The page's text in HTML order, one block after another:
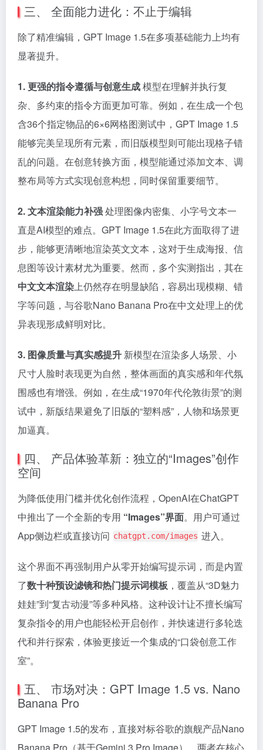
三、 全面能力进化：不止于编辑
除了精准编辑，GPT Image 1.5在多项基础能力上均有
显著提升。
1. 更强的指令遵循与创意生成模型在理解并执行复
杂、多约束的指令方面更加可靠。例如，在生成一个包
含36个指定物品的6×6网格图测试中，GPT Image 1.5
能够完美呈现所有元素，而旧版模型则可能出现格子错
乱的问题。在创意转换方面，模型能通过添加文本、调
整布局等方式实现创意构想，同时保留重要细节。
2. 文本渲染能力补强处理图像内密集、小字号文本一
直是AI模型的难点。GPT Image 1.5在此方面取得了进
步，能够更清晰地渲染英文文本，这对于生成海报、信
息图等设计素材尤为重要。然而，多个实测指出，其在
中文文本渲染上仍然存在明显缺陷，容易出现模糊、错
字等问题，与谷歌Nano Banana Pro在中文处理上的优
异表现形成鲜明对比。
3. 图像质量与真实感提升 新模型在渲染多人场景、小
尺寸人脸时表现更为自然，整体画面的真实感和年代氛
围感也有增强。例如，在生成“1970年代伦敦街景”的测
试中，新版结果避免了旧版的“塑料感”，人物和场景更
加逼真。
四、 产品体验革新：独立的“Images”创作
空间
为降低使用门槛并优化创作流程，OpenAI在ChatGPT
中推出了一个全新的专用 “Images”界面。用户可通过
App侧边栏或直接访问 chatgpt.com/images 进入。
这个界面不再强制用户从零开始编写提示词，而是内置
了数十种预设滤镜和热门提示词模板 ，覆盖从“3D魅力
娃娃”到“复古动漫”等多种风格。这种设计让不擅长编写
复杂指令的用户也能轻松开启创作，并快速进行多轮迭
代和并行探索，体验更接近一个集成的“口袋创意工作
室”。
五、 市场对决：GPT Image 1.5 vs. Nano
Banana Pro
GPT Image 1.5的发布，直接对标谷歌的旗舰产品Nano